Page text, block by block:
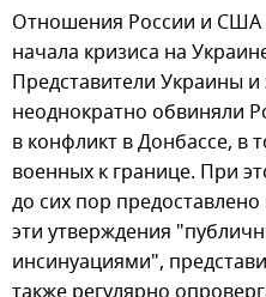
Отношения России и США
начала кризиса на
Представители Украины
неоднократно обвиняли
в конфликт в Донбассе, в
военных к границе. При
до сих пор
эти утверждения
инсинуациями",